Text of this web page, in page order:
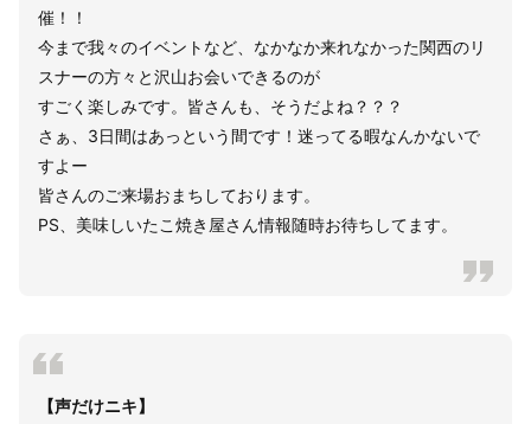
催！！
今まで我々のイベントなど、なかなか来れなかった関西のリ
スナーの方々と沢山お会いできるのが
すごく楽しみです。皆さんも、そうだよね？？？
さぁ、3日間はあっという間です！迷ってる暇なんかないで
すよー
皆さんのご来場おまちしております。
PS、美味しいたこ焼き屋さん情報随時お待ちしてます。
【声だけニキ】